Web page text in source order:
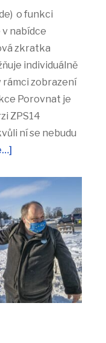
o funkci
nabídce
zkratka
individuálně
rámci zobrazení
Porovnat je
ZPS14
ní se nebudu